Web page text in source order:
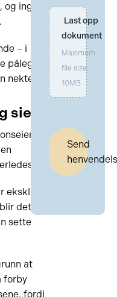
ingen
– i
pålegg
nektet.
sier
eksklusiv
det
sette
at
forby
fordi
Last opp
dokument
Maximum
file size:
10MB
Send